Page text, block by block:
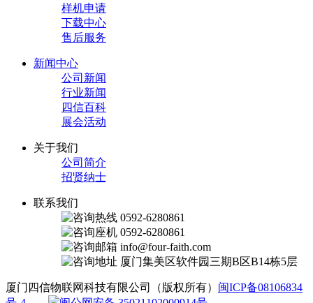
样机申请
下载中心
售后服务
新闻中心
公司新闻
行业新闻
四信百科
展会活动
关于我们
公司简介
招贤纳士
联系我们
0592-6280861
0592-6280861
info@four-faith.com
厦门集美区软件园三期B区B14栋5层
厦门四信物联网科技有限公司（版权所有） 闽ICP备08106834